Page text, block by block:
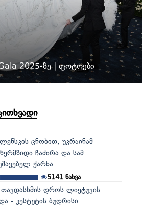
2025-ზე | ფოტოები
ცნობით, უკრაინამ
ჩაძირა და სამ
ქარხა...
5141 ნახვა
თავდასხმის დროს ლიეტუვის
- კესტუტის ბუდრისი